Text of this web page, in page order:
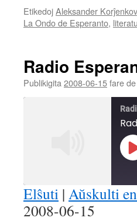
EtikedojAleksander Korĵenkov
La Ondo de Esperanto,
Radio
Publikigita 2008-06-15fare de
SHARE
Elŝuti | Aŭskulti
2008-06-15